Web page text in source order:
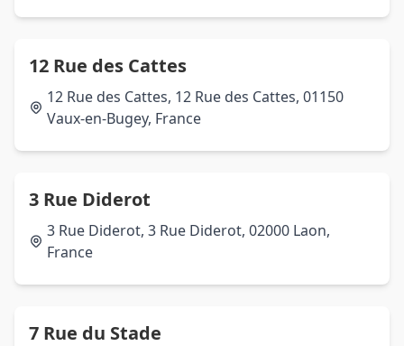
12 Rue des Cattes
12 Rue des Cattes, 12 Rue des Cattes, 01150
Vaux-en-Bugey, France
3 Rue Diderot
3 Rue Diderot, 3 Rue Diderot, 02000 Laon,
France
7 Rue du Stade